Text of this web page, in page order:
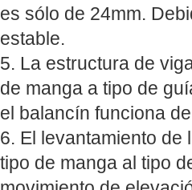
es sólo de 24mm.
estable.
5. La estructura de
de manga a tipo de
el balancín funciona
6. El levantamiento de
tipo de manga al tipo